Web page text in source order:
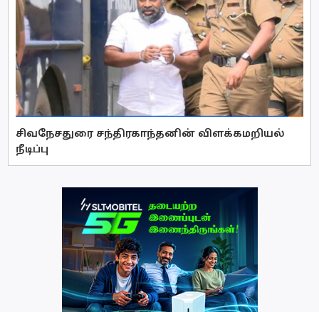
சிவநேசதுரை சந்திரகாந்தனின் விளக்கமறியல்
நீடிப்பு